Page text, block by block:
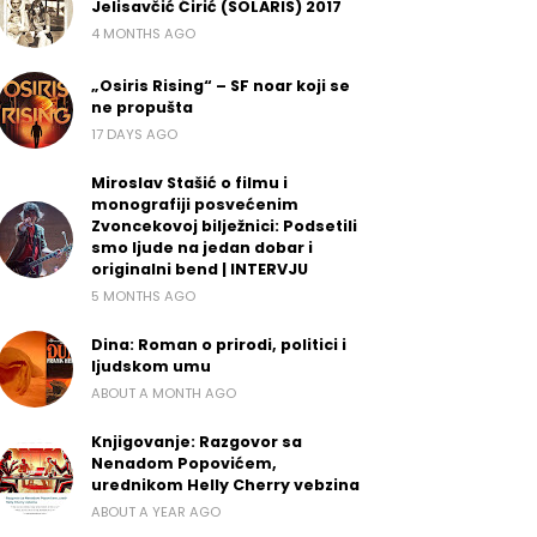
Jelisavčić Ćirić (SOLARIS) 2017
4 MONTHS AGO
„Osiris Rising“ – SF noar koji se
ne propušta
17 DAYS AGO
Miroslav Stašić o filmu i
monografiji posvećenim
Zvoncekovoj bilježnici: Podsetili
smo ljude na jedan dobar i
originalni bend | INTERVJU
5 MONTHS AGO
Dina: Roman o prirodi, politici i
ljudskom umu
ABOUT A MONTH AGO
Knjigovanje: Razgovor sa
Nenadom Popovićem,
urednikom Helly Cherry vebzina
ABOUT A YEAR AGO